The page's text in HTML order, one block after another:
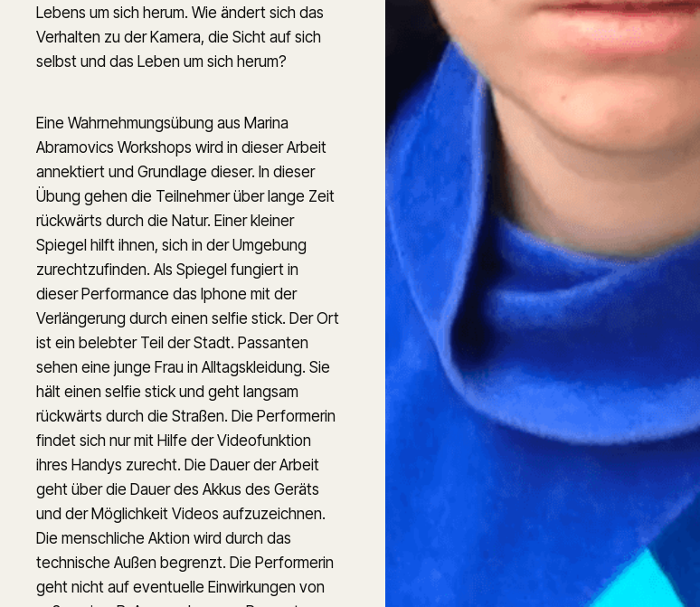
Lebens um sich herum. Wie ändert sich das
Verhalten zu der Kamera, die Sicht auf sich
selbst und das Leben um sich herum?
Eine Wahrnehmungsübung aus Marina
Abramovics Workshops wird in dieser Arbeit
annektiert und Grundlage dieser. In dieser
Übung gehen die Teilnehmer über lange Zeit
rückwärts durch die Natur. Einer kleiner
Spiegel hilft ihnen, sich in der Umgebung
zurechtzufinden. Als Spiegel fungiert in
dieser Performance das Iphone mit der
Verlängerung durch einen selfie stick. Der Ort
ist ein belebter Teil der Stadt. Passanten
sehen eine junge Frau in Alltagskleidung. Sie
hält einen selfie stick und geht langsam
rückwärts durch die Straßen. Die Performerin
findet sich nur mit Hilfe der Videofunktion
ihres Handys zurecht. Die Dauer der Arbeit
geht über die Dauer des Akkus des Geräts
und der Möglichkeit Videos aufzuzeichnen.
Die menschliche Aktion wird durch das
technische Außen begrenzt. Die Performerin
geht nicht auf eventuelle Einwirkungen von